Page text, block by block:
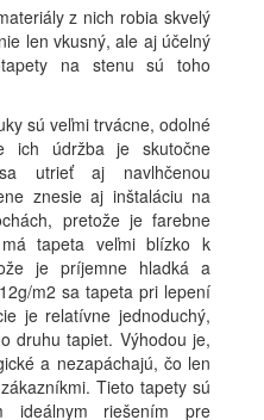
z nich robia skvelý
len vkusný, ale aj účelný
na stenu sú toho
sú veľmi trvácne, odolné
ich údržba je skutočne
utrieť aj navlhčenou
znesie aj inštaláciu na
pretože je farebne
tapeta veľmi blízko k
je príjemne hladká a
m2 sa tapeta pri lepení
je relatívne jednoduchý,
druhu tapiet. Výhodou je,
a nezapáchajú, čo len
Tieto tapety sú
ideálnym riešením pre